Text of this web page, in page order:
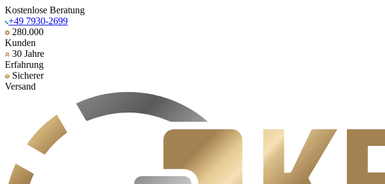
Kostenlose Beratung
+49 7930-2699
280.000
Kunden
30 Jahre
Erfahrung
Sicherer
Versand